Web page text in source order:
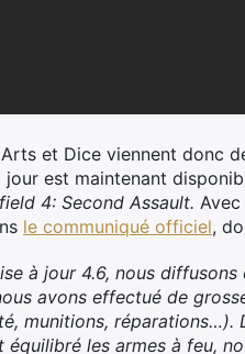
et Dice viennent donc
jour est maintenant
4: Second Assault.
le communiqué officiel,
à jour 4.6, nous
avons effectué de
munitions, réparations…).
équilibré les armes à feu,